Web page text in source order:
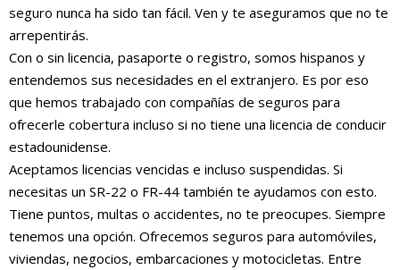
seguro nunca ha sido tan fácil. Ven y te aseguramos que no te
arrepentirás.
Con o sin licencia, pasaporte o registro, somos hispanos y
entendemos sus necesidades en el extranjero. Es por eso
que hemos trabajado con compañías de seguros para
ofrecerle cobertura incluso si no tiene una licencia de conducir
estadounidense.
Aceptamos licencias vencidas e incluso suspendidas. Si
necesitas un SR-22 o FR-44 también te ayudamos con esto.
Tiene puntos, multas o accidentes, no te preocupes. Siempre
tenemos una opción. Ofrecemos seguros para automóviles,
viviendas, negocios, embarcaciones y motocicletas. Entre